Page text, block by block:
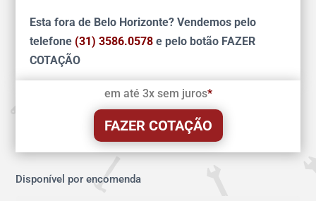
Esta fora de Belo Horizonte? Vendemos pelo
telefone (31) 3586.0578 e pelo botão FAZER
COTAÇÃO
em até 3x sem juros*
FAZER COTAÇÃO
Disponível por encomenda